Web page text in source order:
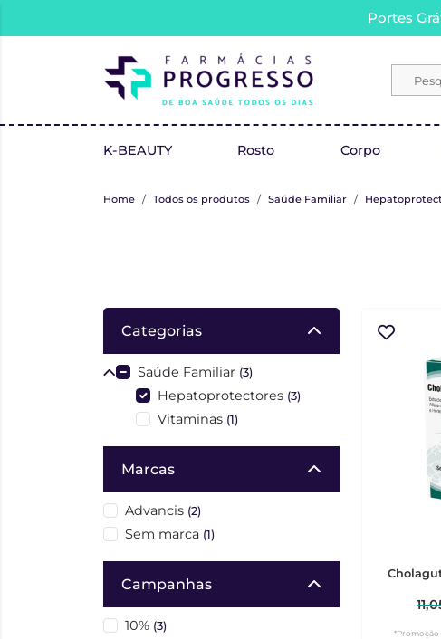
Portes
K-BEAUTY Rosto Corpo
Home Todos os produtos Saúde Familiar
Categorias
Saúde Familiar (3)
Hepatoprotectores (3)
Vitaminas (1)
Marcas
Advancis (2)
Sem marca (1)
Campanhas
10% (3)
*Promoção